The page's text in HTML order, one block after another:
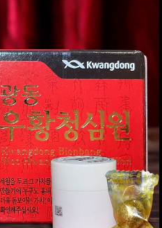
tác dụng rất lớn trong việc hỗ
các đoạn mạch hẹp, tăng
như:
tự nhiên được ghi chép trong
túi mật của con bò tót hoặc
Ngưu hoàng tự nhiên có giá